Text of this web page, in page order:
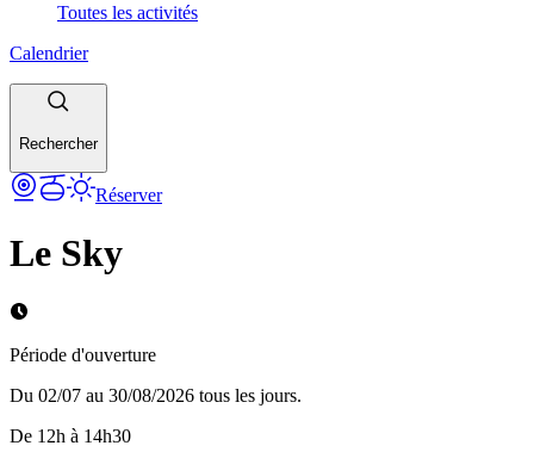
Toutes les activités
Calendrier
Rechercher
Réserver
Le Sky
Période d'ouverture
Du 02/07 au 30/08/2026 tous les jours.
De 12h à 14h30